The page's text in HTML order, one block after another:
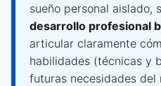
sueño personal aislado,
desarrollo profesional
articular claramente
habilidades (técnicas y
futuras necesidades del